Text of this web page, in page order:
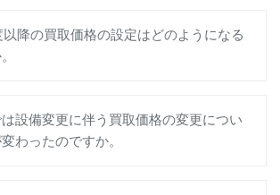
以降の買取価格の設定はどのようになる
設備変更に伴う買取価格の変更につい
わったのですか。